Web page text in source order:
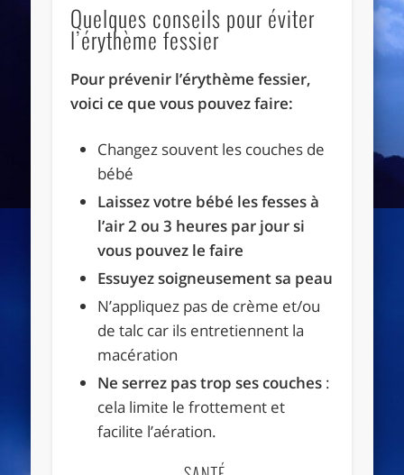
Quelques conseils pour éviter
l’érythème fessier
Pour prévenir l’érythème fessier,
voici ce que vous pouvez faire:
Changez souvent les couches de
bébé
Laissez votre bébé les fesses à
l’air 2 ou 3 heures par jour si
vous pouvez le faire
Essuyez soigneusement sa peau
N’appliquez pas de crème et/ou
de talc car ils entretiennent la
macération
Ne serrez pas trop ses couches :
cela limite le frottement et
facilite l’aération.